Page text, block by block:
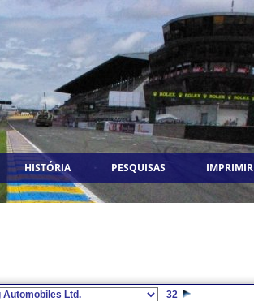
HISTÓRIA PESQUISAS IMPRIMIR
32